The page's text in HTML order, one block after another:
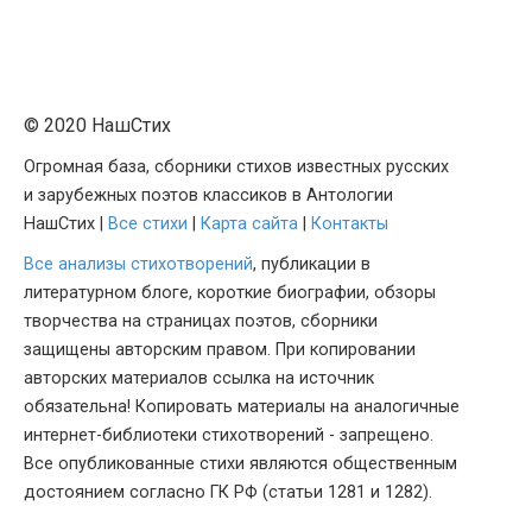
© 2020 НашСтих
Огромная база, сборники стихов известных русских
и зарубежных поэтов классиков в Антологии
НашСтих |
Все стихи Карта сайта
Контакты
Все анализы стихотворений, публикации в
литературном блоге, короткие биографии, обзоры
творчества на страницах поэтов, сборники
защищены авторским правом. При копировании
авторских материалов ссылка на источник
обязательна! Копировать материалы на аналогичные
интернет-библиотеки стихотворений - запрещено.
Все опубликованные стихи являются общественным
достоянием согласно ГК РФ (статьи 1281 и 1282).